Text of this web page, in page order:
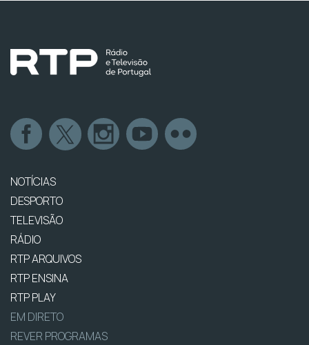
NOTÍCIAS
DESPORTO
TELEVISÃO
RÁDIO
RTP ARQUIVOS
RTP ENSINA
RTP PLAY
EM DIRETO
REVER PROGRAMAS